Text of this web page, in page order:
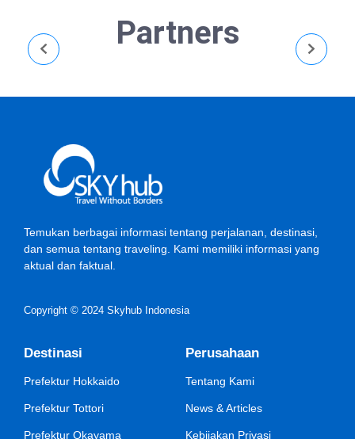
Partners
Temukan berbagai informasi tentang perjalanan, destinasi,
dan semua tentang traveling. Kami memiliki informasi yang
aktual dan faktual.
Copyright © 2024 Skyhub Indonesia
Destinasi
Prefektur Hokkaido
Prefektur Tottori
Prefektur Okayama
Perusahaan
Tentang Kami
News & Articles
Kebijakan Privasi